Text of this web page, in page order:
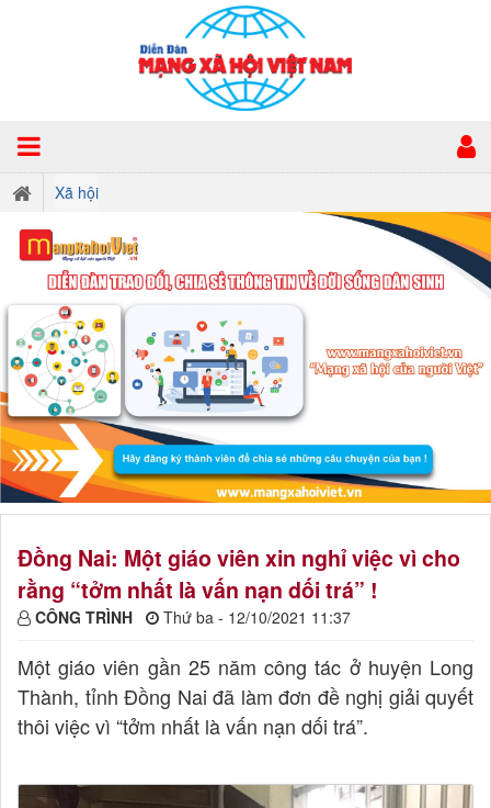
Xã hội
Đồng Nai: Một giáo viên xin nghỉ việc vì cho
rằng “tởm nhất là vấn nạn dối trá” !
CÔNG TRÌNH Thứ ba - 12/10/2021 11:37
Một giáo viên gần 25 năm công tác ở huyện Long
Thành, tỉnh Đồng Nai đã làm đơn đề nghị giải quyết
thôi việc vì “tởm nhất là vấn nạn dối trá”.